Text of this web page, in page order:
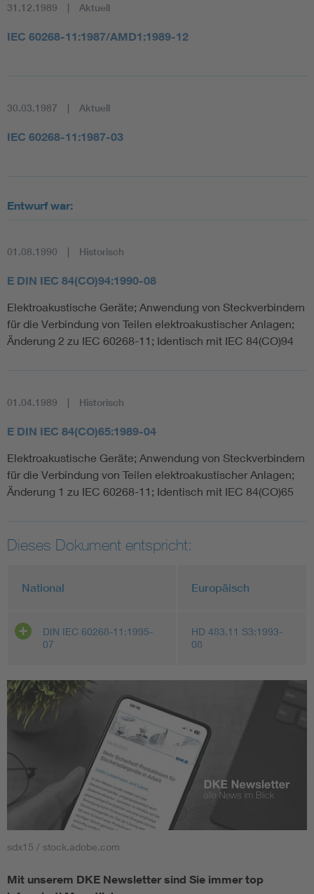
31.12.1989 Aktuell
IEC 60268-11:1987/AMD1:1989-12
30.03.1987 Aktuell
IEC 60268-11:1987-03
Entwurf war:
01.08.1990 Historisch
E DIN IEC 84(CO)94:1990-08
Elektroakustische Geräte; Anwendung von Steckverbindern
für die Verbindung von Teilen elektroakustischer Anlagen;
Änderung 2 zu IEC 60268-11; Identisch mit IEC 84(CO)94
01.04.1989 Historisch
E DIN IEC 84(CO)65:1989-04
Elektroakustische Geräte; Anwendung von Steckverbindern
für die Verbindung von Teilen elektroakustischer Anlagen;
Änderung 1 zu IEC 60268-11; Identisch mit IEC 84(CO)65
Dieses Dokument entspricht:
National Europäisch
DIN IEC 60268-11:1995-
07
HD 483.11 S3:1993-
08
sdx15 / stock.adobe.com
Mit unserem DKE Newsletter sind Sie immer top